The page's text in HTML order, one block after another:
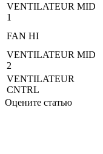
VENTILATEUR MID
1
FAN HI
VENTILATEUR MID
2
VENTILATEUR
CNTRL
Оцените статью